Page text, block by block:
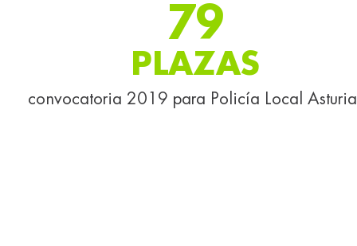
PLAZAS
convocatoria 2019 para Policía Local
79